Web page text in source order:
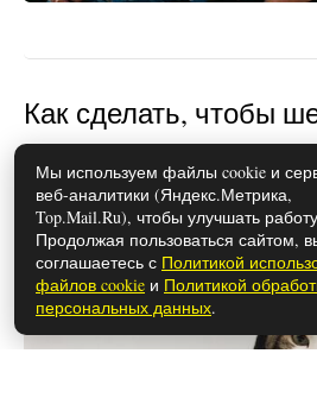
Как сделать, чтобы
прилипала к одежде:
лайфхаки
Мы используем файлы cookie и
веб-аналитики (Яндекс.Метрика,
Top.Mail.Ru), чтобы улучшать
Продолжая пользоваться сайтом,
соглашаетесь с Политикой
файлов cookie и Политикой
персональных данных.